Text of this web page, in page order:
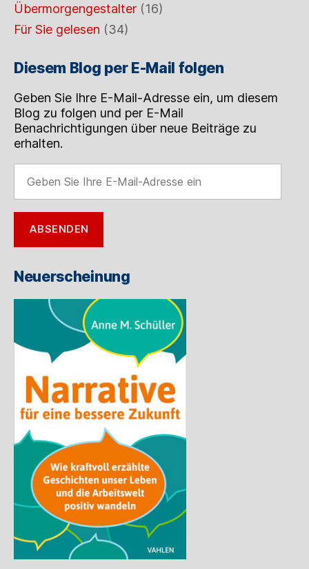
Übermorgengestalter (16)
Für Sie gelesen (34)
Diesem Blog per E-Mail folgen
Geben Sie Ihre E-Mail-Adresse ein, um diesem
Blog zu folgen und per E-Mail
Benachrichtigungen über neue Beiträge zu
erhalten.
Sie
Ihre
E-
Mail-
Adresse
ABSENDEN
Neuerscheinung